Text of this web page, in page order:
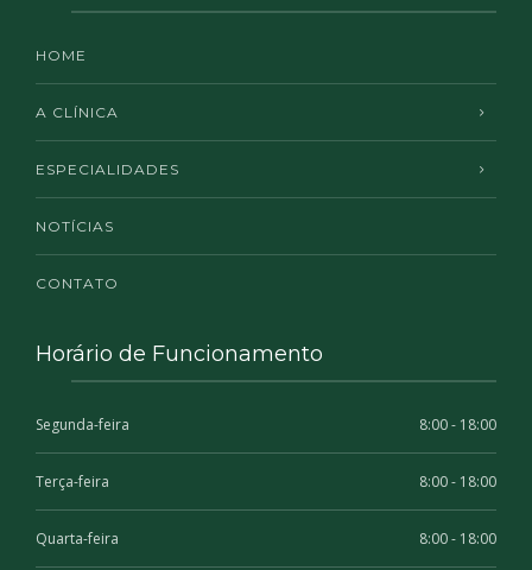
HOME
A CLÍNICA
ESPECIALIDADES
NOTÍCIAS
CONTATO
Horário de Funcionamento
Segunda-feira 8:00 - 18:00
Terça-feira 8:00 - 18:00
Quarta-feira 8:00 - 18:00